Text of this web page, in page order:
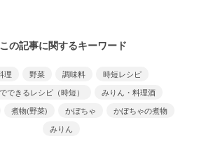
この記事に関するキーワード
理 野菜 調味料
時短レシピ
できるレシピ（時短）
みりん・料理酒
煮物(野菜) かぼちゃ
かぼちゃの煮物
みりん